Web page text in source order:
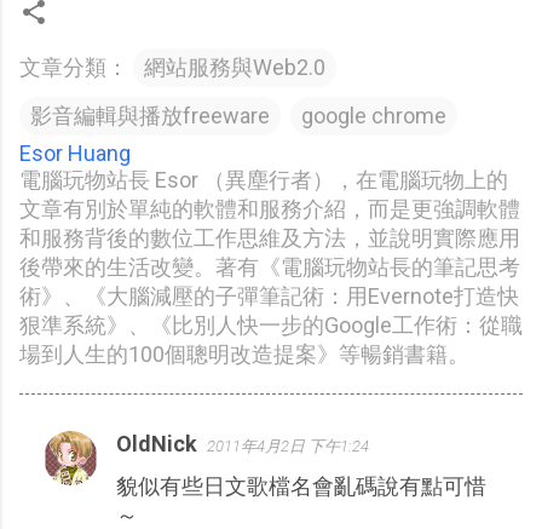
文章分類：
網站服務與Web2.0
影音編輯與播放freeware
google chrome
Esor Huang
電腦玩物站長 Esor （異塵行者），在電腦玩物上的
文章有別於單純的軟體和服務介紹，而是更強調軟體
和服務背後的數位工作思維及方法，並說明實際應用
後帶來的生活改變。著有《電腦玩物站長的筆記思考
術》、《大腦減壓的子彈筆記術：用Evernote打造快
狠準系統》、《比別人快一步的Google工作術：從職
場到人生的100個聰明改造提案》等暢銷書籍。
留
言
OldNick 2011年4月2日 下午1:24
貌似有些日文歌檔名會亂碼說有點可惜
～